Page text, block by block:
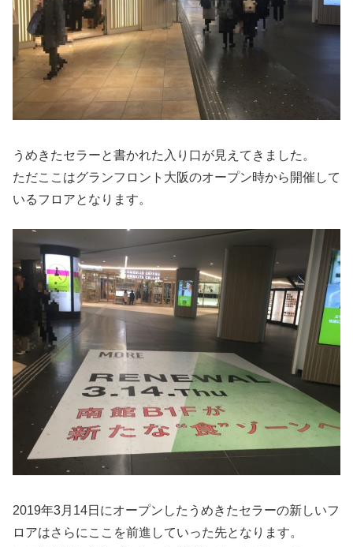
うめきたセラーと書かれた入り口が見えてきました。
ただここはグランフロント大阪のオープン時から開催して
いるフロアとなります。
2019年3月14日にオープンしたうめきたセラーの新しいフ
ロアはさらにここを前進していった先となります。